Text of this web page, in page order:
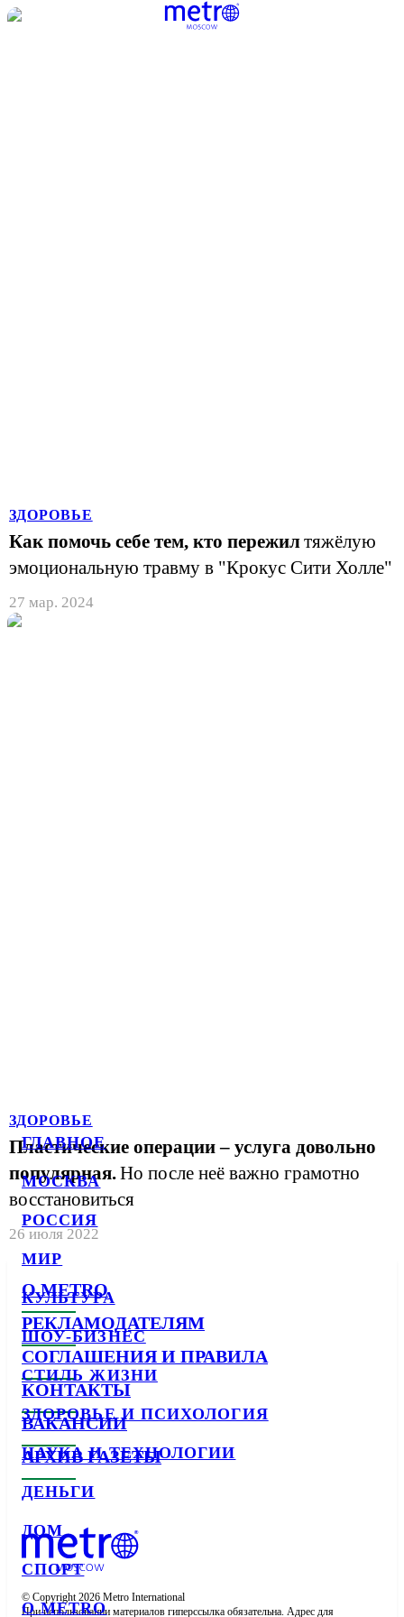
ГЛАВНОЕ
МОСКВА
РОССИЯ
МИР
КУЛЬТУРА
ШОУ-БИЗНЕС
СТИЛЬ ЖИЗНИ
ЗДОРОВЬЕ И ПСИХОЛОГИЯ
НАУКА И ТЕХНОЛОГИИ
ДЕНЬГИ
ДОМ
СПОРТ
О METRO
ЗДОРОВЬЕ
Как помочь себе тем, кто пережилтяжёлую
эмоциональную травму в "Крокус Сити Холле"
27 мар. 2024
ЗДОРОВЬЕ
Пластические операции – услуга довольно
популярная.Но после неё важно грамотно
восстановиться
26 июля 2022
О METRO
РЕКЛАМОДАТЕЛЯМ
СОГЛАШЕНИЯ И ПРАВИЛА
КОНТАКТЫ
ВАКАНСИИ
АРХИВ ГАЗЕТЫ
© Copyright 2026 Metro International
При использовании материалов гиперссылка обязательна. Адрес для